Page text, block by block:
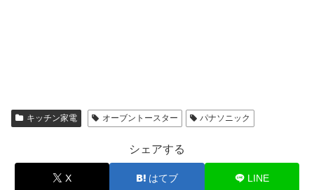
キッチン家電 オーブントースター パナソニック
シェアする
X はてブ LINE